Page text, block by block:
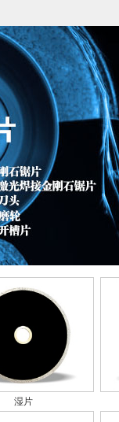
湿片